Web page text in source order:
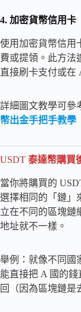
4. 加密貨幣信用卡
使用加密貨幣信用
費或提領。此方法
直接刷卡支付或在
詳細圖文教學可參
幣出金手把手教學
USDT 泰達幣購買
當你將購買的
選擇相同的「鏈」
立在不同的區塊鏈
地址就不一樣。
舉例：就像不同國
能直接把 A 國的
回（因為區塊鏈是